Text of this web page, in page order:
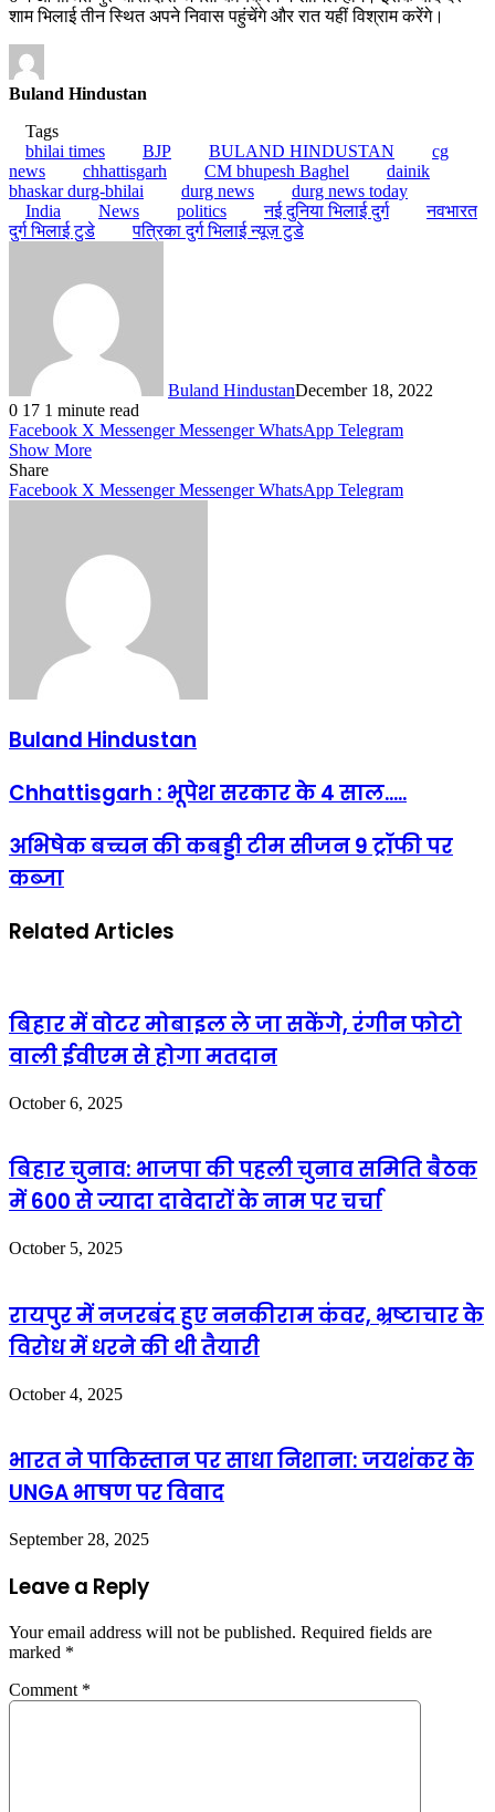
शाम भिलाई तीन स्थित अपने निवास पहुंचेंगे और रात यहीं विश्राम करेंगे।
Buland Hindustan
Tags
bhilai times
BJP BULAND HINDUSTAN
cg
news
chhattisgarh CM bhupesh Baghel
dainik
bhaskar durg-bhilai
durg news
durg news today
India
News politics नई दुनिया भिलाई दुर्ग
नवभारत
दुर्ग भिलाई टुडे
पत्रिका दुर्ग भिलाई न्यूज़ टुडे
Buland HindustanDecember 18, 2022
0 17 1 minute read
Facebook X Messenger Messenger WhatsApp Telegram
Show More
Share
Facebook X Messenger Messenger WhatsApp Telegram
Buland Hindustan
Chhattisgarh : भूपेश सरकार के 4 साल.....
अभिषेक बच्चन की कबड्डी टीम सीजन 9 ट्रॉफी पर
कब्जा
Related Articles
बिहार में वोटर मोबाइल ले जा सकेंगे, रंगीन फोटो
वाली ईवीएम से होगा मतदान
October 6, 2025
बिहार चुनाव: भाजपा की पहली चुनाव समिति बैठक
में 600 से ज्यादा दावेदारों के नाम पर चर्चा
October 5, 2025
रायपुर में नजरबंद हुए ननकीराम कंवर, भ्रष्टाचार के
विरोध में धरने की थी तैयारी
October 4, 2025
भारत ने पाकिस्तान पर साधा निशाना: जयशंकर के
UNGA भाषण पर विवाद
September 28, 2025
Leave a Reply
Your email address will not be published. Required fields are
marked *
Comment *